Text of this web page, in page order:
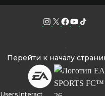
Перейти к началу
Users Interact